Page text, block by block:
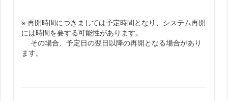
※ 再開時間につきましては予定時間となり、システム再開
には時間を要する可能性があります。
その場合、予定日の翌日以降の再開となる場合があり
ます。